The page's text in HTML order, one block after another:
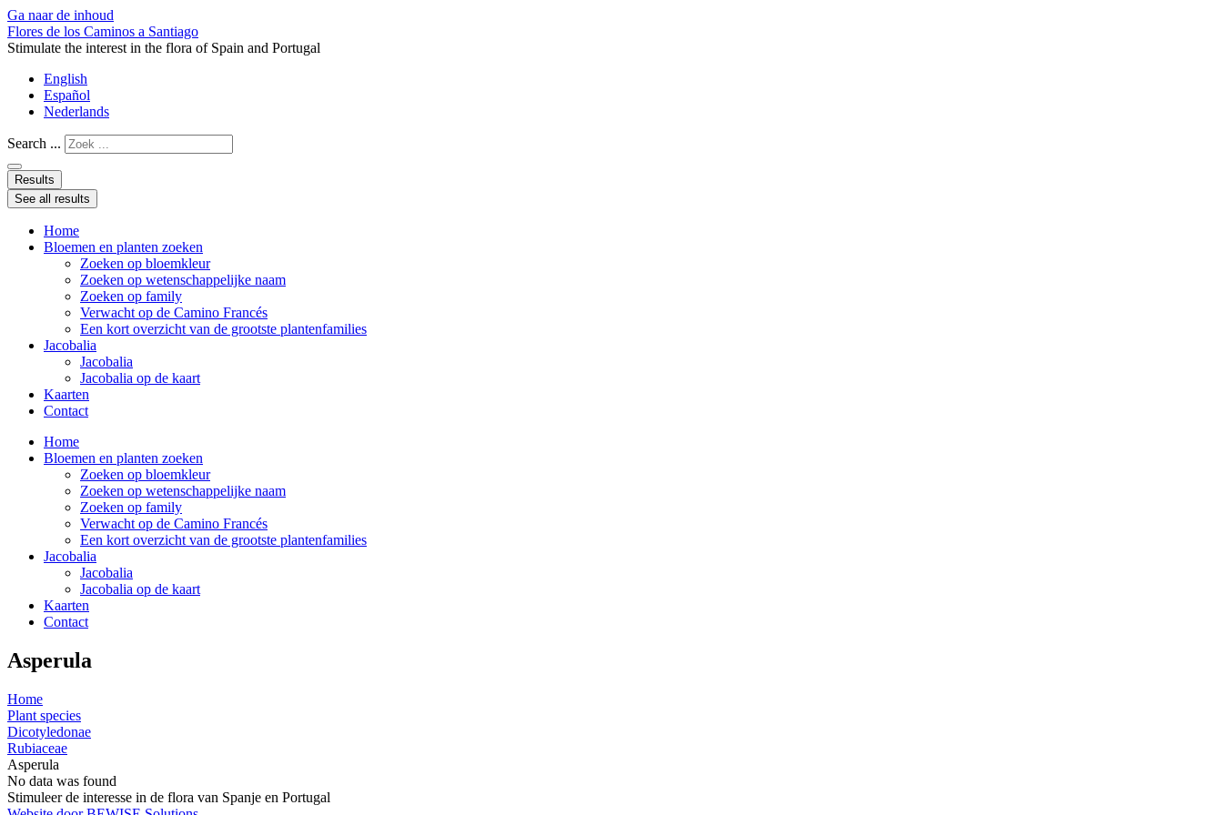
Ga naar de inhoud
Flores de los Caminos a Santiago
Stimulate the interest in the flora of Spain and Portugal
English
Español
Nederlands
Search ...
Results
See all results
Home
Bloemen en planten zoeken
Zoeken op bloemkleur
Zoeken op wetenschappelijke naam
Zoeken op family
Verwacht op de Camino Francés
Een kort overzicht van de grootste plantenfamilies
Jacobalia
Jacobalia
Jacobalia op de kaart
Kaarten
Contact
Home
Bloemen en planten zoeken
Zoeken op bloemkleur
Zoeken op wetenschappelijke naam
Zoeken op family
Verwacht op de Camino Francés
Een kort overzicht van de grootste plantenfamilies
Jacobalia
Jacobalia
Jacobalia op de kaart
Kaarten
Contact
Asperula
Home
Plant species
Dicotyledonae
Rubiaceae
Asperula
No data was found
Stimuleer de interesse in de flora van Spanje en Portugal